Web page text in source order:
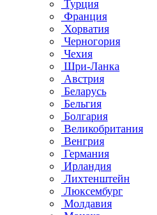
Турция
Франция
Хорватия
Черногория
Чехия
Шри-Ланка
Австрия
Беларусь
Бельгия
Болгария
Великобритания
Венгрия
Германия
Ирландия
Лихтенштейн
Люксембург
Молдавия